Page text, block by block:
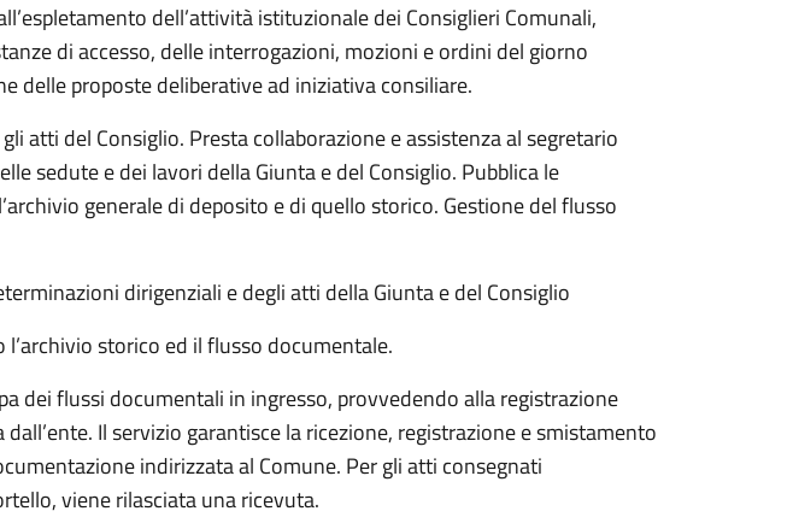
dell’attività istituzionale dei Consiglieri Comunali,
di accesso, delle interrogazioni, mozioni e ordini del giorno
delle proposte deliberative ad iniziativa consiliare.
atti del Consiglio. Presta collaborazione e assistenza al segretario
sedute e dei lavori della Giunta e del Consiglio. Pubblica le
generale di deposito e di quello storico. Gestione del flusso
dirigenziali e degli atti della Giunta e del Consiglio
l’archivio storico ed il flusso documentale.
dei flussi documentali in ingresso, provvedendo alla registrazione
Il servizio garantisce la ricezione, registrazione e smistamento
indirizzata al Comune. Per gli atti consegnati
viene rilasciata una ricevuta.